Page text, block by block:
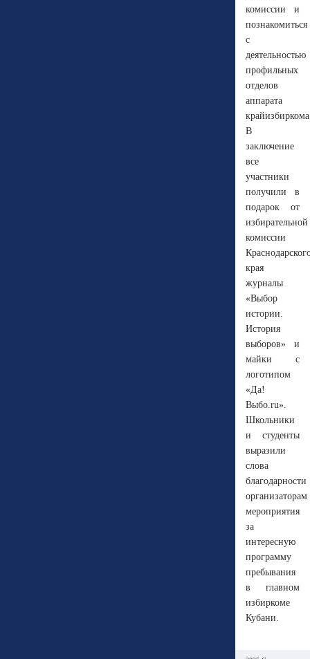
комиссии и
познакомиться
с
деятельностью
профильных
отделов
аппарата
В
заключение
все
участники
получили в
подарок от
избирательной
комиссии
края
журналы
«Выбор
истории.
История
выборов» и
майки с
логотипом
«Да!
Выбо.ru».
Школьники
и студенты
выразили
слова
благодарности
организаторам
мероприятия
за
интересную
программу
пребывания
в главном
избиркоме
Кубани.